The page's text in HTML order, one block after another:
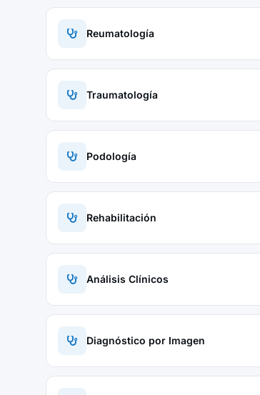
Reumatología
Traumatología
Podología
Rehabilitación
Análisis Clínicos
Diagnóstico por Imagen